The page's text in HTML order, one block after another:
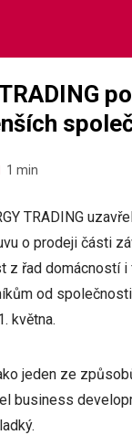
1 min
TRADING
o prodeji části
z řad domácností i
od společnosti
května.
jeden ze
business